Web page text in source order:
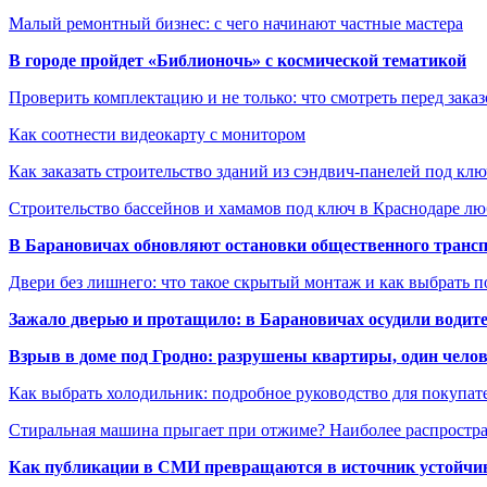
Малый ремонтный бизнес: с чего начинают частные мастера
В городе пройдет «Библионочь» с космической тематикой
Проверить комплектацию и не только: что смотреть перед
Как соотнести видеокарту с монитором
Как заказать строительство зданий из сэндвич-панелей под
Строительство бассейнов и хамамов под ключ в Краснодаре
В Барановичах обновляют остановки общественного
Двери без лишнего: что такое скрытый монтаж и как выбрать
Зажало дверью и протащило: в Барановичах осудили
Взрыв в доме под Гродно: разрушены квартиры, один
Как выбрать холодильник: подробное руководство для
Стиральная машина прыгает при отжиме? Наиболее
Как публикации в СМИ превращаются в источник